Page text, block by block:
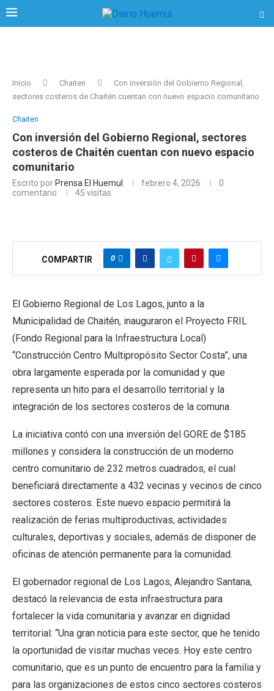
Inicio Chaiten
Con inversión del Gobierno Regional,
sectores costeros de Chaitén cuentan con nuevo espacio comunitario
Chaiten
Con inversión del Gobierno Regional, sectores
costeros de Chaitén cuentan con nuevo espacio
comunitario
Escrito por Prensa El Huemul febrero 4, 2026
0
comentario
45 visitas
COMPARTIR 0
El Gobierno Regional de Los Lagos, junto a la
Municipalidad de Chaitén, inauguraron el Proyecto FRIL
(Fondo Regional para la Infraestructura Local)
“Construcción Centro Multipropósito Sector Costa”, una
obra largamente esperada por la comunidad y que
representa un hito para el desarrollo territorial y la
integración de los sectores costeros de la comuna.
La iniciativa contó con una inversión del GORE de $185
millones y considera la construcción de un moderno
centro comunitario de 232 metros cuadrados, el cual
beneficiará directamente a 432 vecinas y vecinos de cinco
sectores costeros. Este nuevo espacio permitirá la
realización de ferias multiproductivas, actividades
culturales, deportivas y sociales, además de disponer de
oficinas de atención permanente para la comunidad.
El gobernador regional de Los Lagos, Alejandro Santana,
destacó la relevancia de esta infraestructura para
fortalecer la vida comunitaria y avanzar en dignidad
territorial: “Una gran noticia para este sector, que he tenido
la oportunidad de visitar muchas veces. Hoy este centro
comunitario, que es un punto de encuentro para la familia y
para las organizaciones de estos cinco sectores costeros